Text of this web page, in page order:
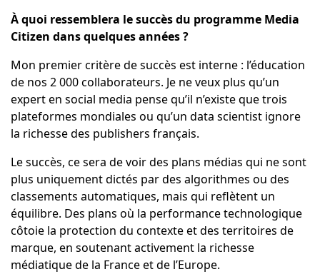
À quoi ressemblera le succès du programme Media
Citizen dans quelques années ?
Mon premier critère de succès est interne : l’éducation
de nos 2 000 collaborateurs. Je ne veux plus qu’un
expert en social media pense qu’il n’existe que trois
plateformes mondiales ou qu’un data scientist ignore
la richesse des publishers français.
Le succès, ce sera de voir des plans médias qui ne sont
plus uniquement dictés par des algorithmes ou des
classements automatiques, mais qui reflètent un
équilibre. Des plans où la performance technologique
côtoie la protection du contexte et des territoires de
marque, en soutenant activement la richesse
médiatique de la France et de l’Europe.